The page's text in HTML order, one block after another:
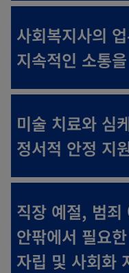
사회복지사의
지속적인 소통
미술 치료와 심
정서적 안정 지
직장 예절, 범죄
안팎에서 필요
자립 및 사회화